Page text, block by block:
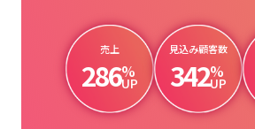
売上
286%
UP
見込み顧客数
342%
UP